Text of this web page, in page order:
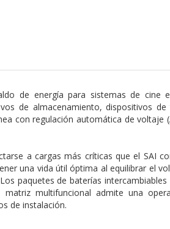
de energía para sistemas de cine
de almacenamiento, dispositivos de
con regulación automática de voltaje
a cargas más críticas que el SAI
una vida útil óptima al equilibrar el
paquetes de baterías
multifuncional admite una
de instalación.